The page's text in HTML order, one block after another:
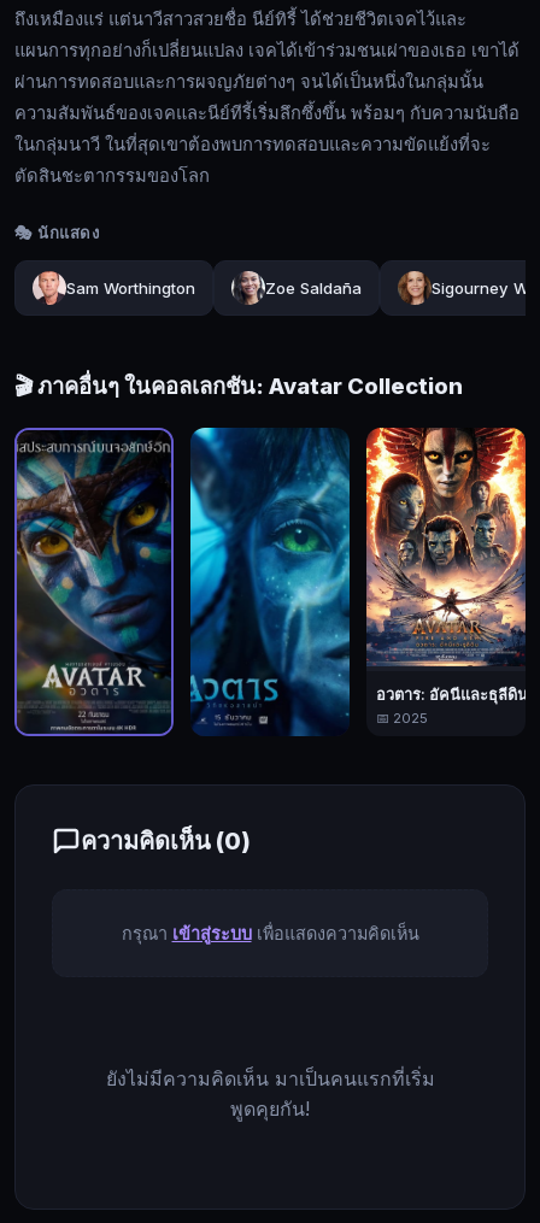
เลือก
ให้
ร่วม
เดิน
ทาง
ไป
ดาว
แพน
โดรา
แร่
ล้ำ
สำคัญ
ใน
การ
ปัญหา
พลังงาน
ขาดแคลน
ของ
โลก
เพราะ
บรรยากาศ
เขา
ถึงเหมืองแร่ แต่นาวีสาวสวยชื่อ นีย์ทิรี้ ได้ช่วยชีวิตเจคไว้และ
แผนการทุกอย่างก็เปลี่ยนแปลง เจคได้เข้าร่วมชนเผ่าของเธอ เขาได้
ผ่านการทดสอบและการผจญภัยต่างๆ จนได้เป็นหนึ่งในกลุ่มนั้น
ความสัมพันธ์ของเจคและนีย์ทีรี้เริ่มลึกซึ้งขึ้น พร้อมๆ กับความนับถือ
ในกลุ่มนาวี ในที่สุดเขาต้องพบการทดสอบและความขัดแย้งที่จะ
ตัดสินชะตากรรมของโลก
🎭 นักแสดง
Sam Worthington Zoe Saldaña Sigourney
🎬 ภาคอื่นๆ ในคอลเลกชัน: Avatar Collection
📅 2009 📅 2022
อวตาร: อัคนีและธุลีดิน
📅 2025
ความคิดเห็น (0)
กรุณา เข้าสู่ระบบเพื่อแสดงความคิดเห็น
ยังไม่มีความคิดเห็น มาเป็นคนแรกที่เริ่ม
พูดคุยกัน!